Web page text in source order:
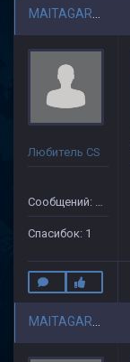
Любитель CS
Сообщений: 110
Спасибок: 1